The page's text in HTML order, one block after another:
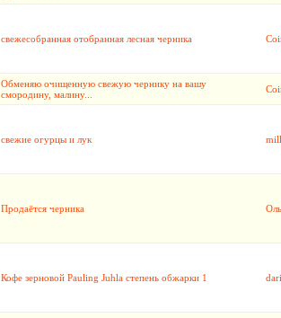
свежесобранная отобранная лесная черника
Обменяю очищенную свежую чернику на вашу
смородину, малину...
свежие огурцы и лук
Продаётся черника
Кофе зерновой Pauling Juhla степень обжарки 1